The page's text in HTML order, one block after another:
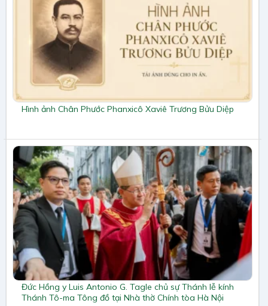
Hình ảnh Chân Phước Phanxicô Xaviê Trương Bửu Diệp
Đức Hồng y Luis Antonio G. Tagle chủ sự Thánh lễ kính
Thánh Tô-ma Tông đồ tại Nhà thờ Chính tòa Hà Nội